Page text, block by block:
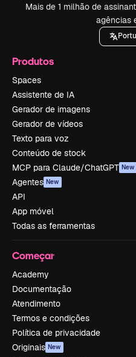
Mais de 1 milhão de
agências
Produtos
Spaces
Assistente de IA
Gerador de imagens
Gerador de vídeos
Texto para voz
Conteúdo de stock
MCP para Claude/ChatGPT New
Agentes New
API
App móvel
Todas as ferramentas
Começar
Academy
Documentação
Atendimento
Termos e condições
Política de privacidade
Originais New